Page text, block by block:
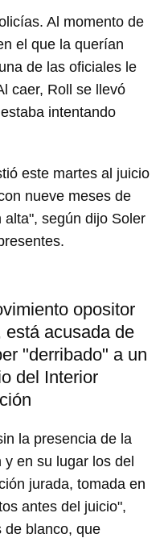
Al momento de
el que la querían
de las oficiales le
caer, Roll se llevó
intentando
este martes al juicio
nueve meses de
según dijo Soler
opositor
está acusada de
"derribado" a un
del Interior
la presencia de la
en su lugar los del
jurada, tomada en
antes del juicio",
de blanco, que